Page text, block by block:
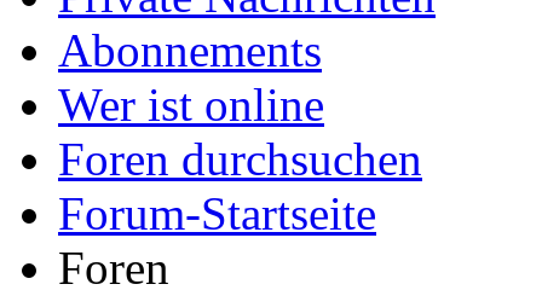
Abonnements
Wer ist online
Foren durchsuchen
Forum-Startseite
Foren